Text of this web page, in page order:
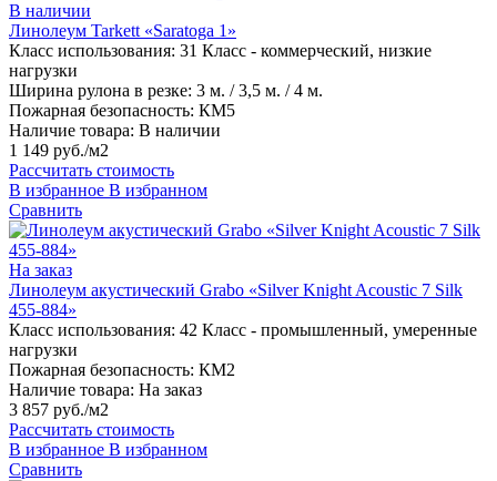
В наличии
Линолеум Tarkett «Saratoga 1»
Класс использования: 31 Класс - коммерческий, низкие
нагрузки
Ширина рулона в резке: 3 м. / 3,5 м. / 4 м.
Пожарная безопасность: КМ5
Наличие товара: В наличии
1 149 руб./м2
Рассчитать стоимость
В избранное В избранном
Сравнить
На заказ
Линолеум акустический Grabo «Silver Knight Acoustic 7 Silk
455-884»
Класс использования: 42 Класс - промышленный, умеренные
нагрузки
Пожарная безопасность: КМ2
Наличие товара: На заказ
3 857 руб./м2
Рассчитать стоимость
В избранное В избранном
Сравнить